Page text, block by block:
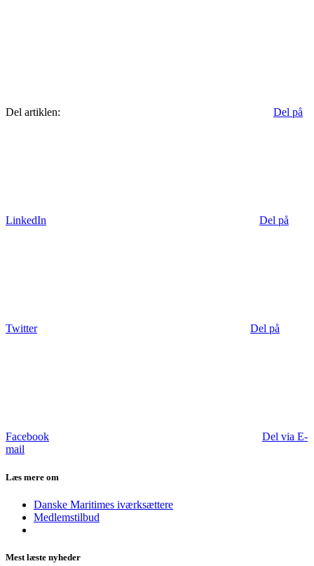
Del artiklen: Del på
LinkedIn Del på
Twitter Del på
Facebook
Del via E-
mail
Læs mere om
Danske Maritimes iværksættere
Medlemstilbud
Mest læste nyheder